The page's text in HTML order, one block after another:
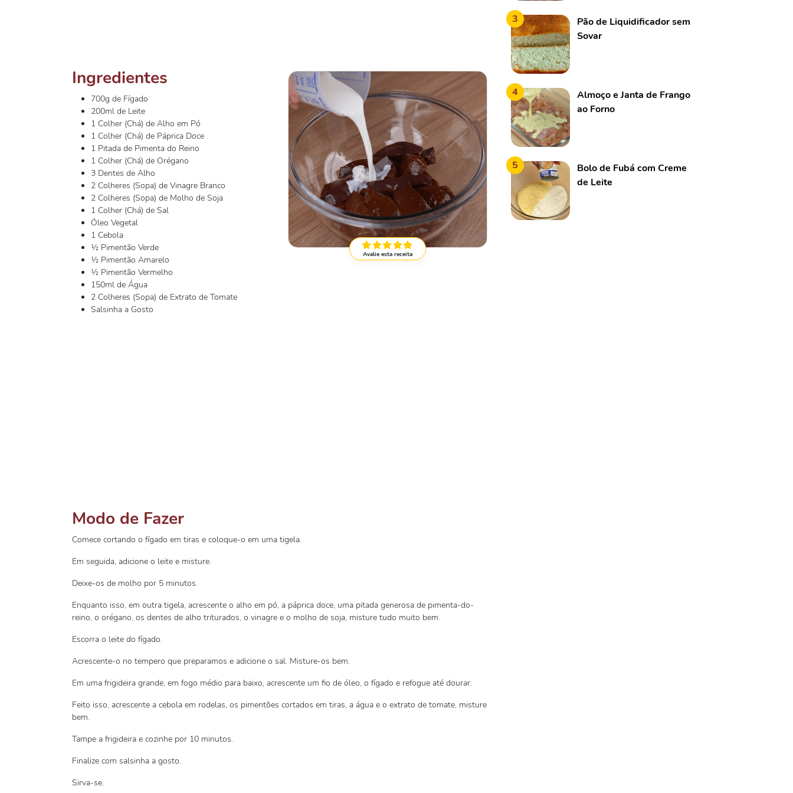
Avalie esta receita
Ingredientes
700g de Fígado
200ml de Leite
1 Colher (Chá) de Alho em Pó
1 Colher (Chá) de Páprica Doce
1 Pitada de Pimenta do Reino
1 Colher (Chá) de Orégano
3 Dentes de Alho
2 Colheres (Sopa) de Vinagre Branco
2 Colheres (Sopa) de Molho de Soja
1 Colher (Chá) de Sal
Óleo Vegetal
1 Cebola
½ Pimentão Verde
½ Pimentão Amarelo
½ Pimentão Vermelho
150ml de Água
2 Colheres (Sopa) de Extrato de Tomate
Salsinha a Gosto
Modo de Fazer
Comece cortando o fígado em tiras e coloque-o em uma tigela.
Em seguida, adicione o leite e misture.
Deixe-os de molho por 5 minutos.
Enquanto isso, em outra tigela, acrescente o alho em pó, a páprica doce, uma pitada generosa de pimenta-do-
reino, o orégano, os dentes de alho triturados, o vinagre e o molho de soja, misture tudo muito bem.
Escorra o leite do fígado.
Acrescente-o no tempero que preparamos e adicione o sal. Misture-os bem.
Em uma frigideira grande, em fogo médio para baixo, acrescente um fio de óleo, o fígado e refogue até dourar.
Feito isso, acrescente a cebola em rodelas, os pimentões cortados em tiras, a água e o extrato de tomate, misture
bem.
Tampe a frigideira e cozinhe por 10 minutos.
Finalize com salsinha a gosto.
Sirva-se.
3
Pão de Liquidificador sem
Sovar
4
Almoço e Janta de Frango
ao Forno
5
Bolo de Fubá com Creme
de Leite